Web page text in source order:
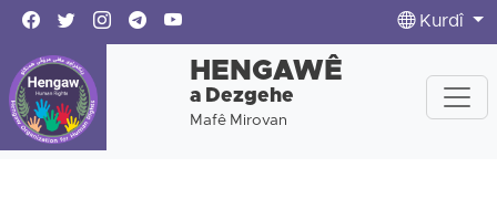
Kurdî
HENGAWÊ
a Dezgehe
Mafê Mirovan